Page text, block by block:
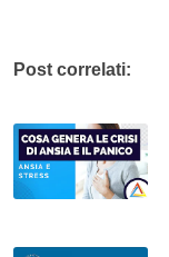
Post correlati: